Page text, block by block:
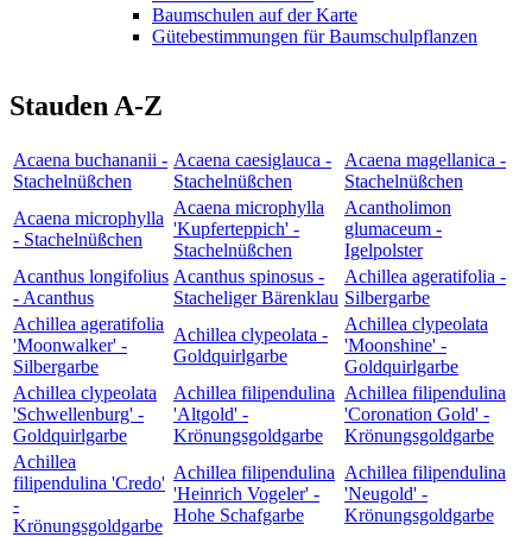
Baumschulen auf der Karte
Gütebestimmungen für Baumschulpflanzen
Stauden A-Z
Acaena buchananii -
Stachelnüßchen
Acaena caesiglauca -
Stachelnüßchen
Acaena magellanica -
Stachelnüßchen
Acaena microphylla
- Stachelnüßchen
Acaena microphylla
'Kupferteppich' -
Stachelnüßchen
Acantholimon
glumaceum -
Igelpolster
Acanthus longifolius
- Acanthus
Acanthus spinosus -
Stacheliger Bärenklau
Achillea ageratifolia -
Silbergarbe
Achillea ageratifolia
'Moonwalker' -
Silbergarbe
Achillea clypeolata -
Goldquirlgarbe
Achillea clypeolata
'Moonshine' -
Goldquirlgarbe
Achillea clypeolata
'Schwellenburg' -
Goldquirlgarbe
Achillea filipendulina
'Altgold' -
Krönungsgoldgarbe
Achillea filipendulina
'Coronation Gold' -
Krönungsgoldgarbe
Achillea
filipendulina 'Credo'
-
Krönungsgoldgarbe
Achillea filipendulina
'Heinrich Vogeler' -
Hohe Schafgarbe
Achillea filipendulina
'Neugold' -
Krönungsgoldgarbe